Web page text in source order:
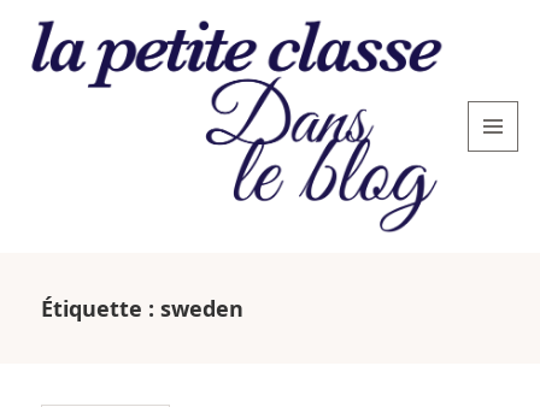
petite
classe
Étiquette :sweden